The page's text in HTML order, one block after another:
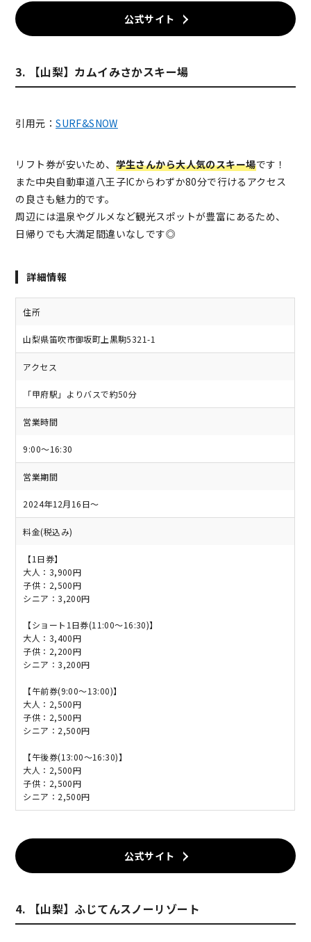
公式サイト
3. 【山梨】カムイみさかスキー場
引用元：SURF&SNOW
リフト券が安いため、 学生さんから大人気のスキー場です！
また中央自動車道八王子ICからわずか80分で行けるアクセス
の良さも魅力的です。
周辺には温泉やグルメなど観光スポットが豊富にあるため、
日帰りでも大満足間違いなしです◎
詳細情報
住所
山梨県笛吹市御坂町上黒駒5321-1
アクセス
「甲府駅」よりバスで約50分
営業時間
9:00～16:30
営業期間
2024年12月16日～
料金(税込み)
【1日券】
大人：3,900円
子供：2,500円
シニア：3,200円
【ショート1日券(11:00～16:30)】
大人：3,400円
子供：2,200円
シニア：3,200円
【午前券(9:00～13:00)】
大人：2,500円
子供：2,500円
シニア：2,500円
【午後券(13:00～16:30)】
大人：2,500円
子供：2,500円
シニア：2,500円
公式サイト
4. 【山梨】ふじてんスノーリゾート